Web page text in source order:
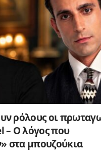
ρόλους οι
– Ο λόγος που
στα μπουζούκια